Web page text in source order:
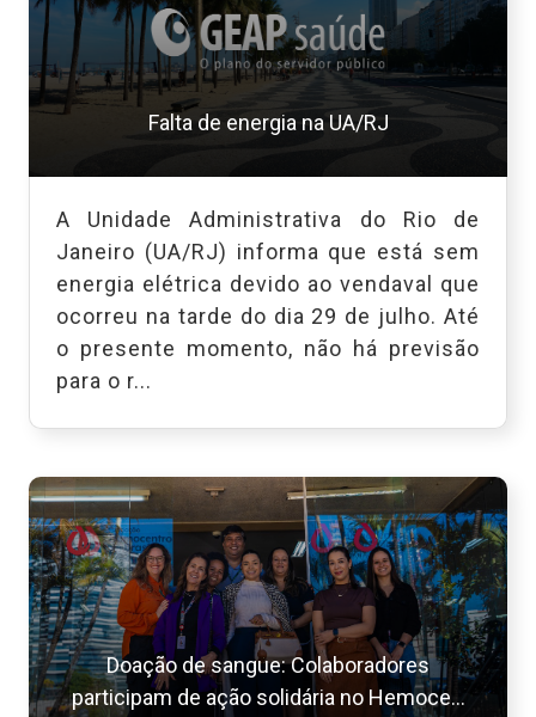
Falta de energia na UA/RJ
A Unidade Administrativa do Rio de
Janeiro (UA/RJ) informa que está sem
energia elétrica devido ao vendaval que
ocorreu na tarde do dia 29 de julho. Até
o presente momento, não há previsão
para o r...
Doação de sangue: Colaboradores
participam de ação solidária no Hemoce...